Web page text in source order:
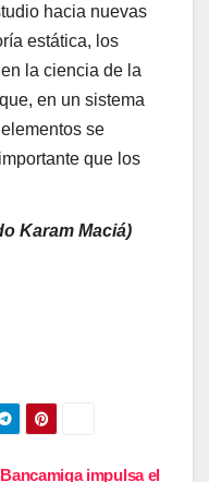
hacia nuevas
estática, los
la ciencia de la
en un sistema
se
que los
Karam Maciá)
Bancamiga impulsa el